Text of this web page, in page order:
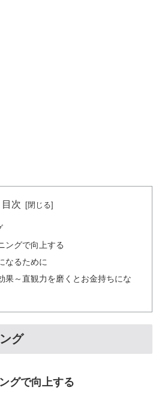
目次
ングで向上する
なるために
果～直観力を磨くとお金持ちにな
グ
グで向上する